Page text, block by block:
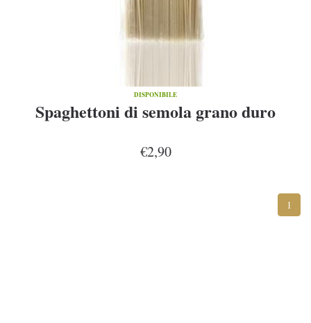
DISPONIBILE
Spaghettoni di semola grano duro
€2,90
1